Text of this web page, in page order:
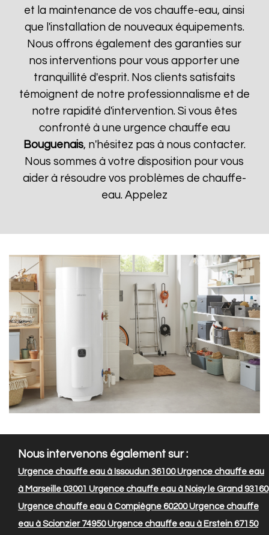
et la maintenance de vos chauffe-eau, ainsi
que l'installation de nouveaux équipements.
Nous offrons également des garanties sur
nos interventions pour vous apporter une
tranquillité d'esprit. Nos clients satisfaits
témoignent de notre professionnalisme et de
notre rapidité d'intervention. Si vous êtes
confronté à une urgence chauffe eau
Bouguenais, n'hésitez pas à nous contacter.
Nous sommes à votre disposition pour vous
aider à résoudre vos problèmes de chauffe-
eau. Appelez
Nous intervenons également sur :
Urgence chauffe eau à Issoudun 36100Urgence chauffe eau
à Marseille 03001 Urgence chauffe eau à Noisy le Grand 93160
Urgence chauffe eau à Compiègne 60200Urgence chauffe
eau à Scionzier 74950Urgence chauffe eau à Erstein 67150